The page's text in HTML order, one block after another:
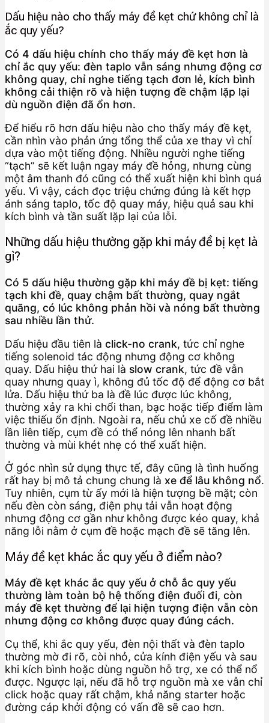
Dấu hiệu nào cho thấy máy đề kẹt chứ không chỉ là
ắc quy yếu?
Có 4 dấu hiệu chính cho thấy máy đề kẹt hơn là
chỉ ắc quy yếu: đèn taplo vẫn sáng nhưng động cơ
không quay, chỉ nghe tiếng tạch đơn lẻ, kích bình
không cải thiện rõ và hiện tượng đề chậm lặp lại
dù nguồn điện đã ổn hơn.
Để hiểu rõ hơn dấu hiệu nào cho thấy máy đề kẹt,
cần nhìn vào phản ứng tổng thể của xe thay vì chỉ
dựa vào một tiếng động. Nhiều người nghe tiếng
“tạch” sẽ kết luận ngay máy đề hỏng, nhưng cùng
một âm thanh đó cũng có thể xuất hiện khi bình quá
yếu. Vì vậy, cách đọc triệu chứng đúng là kết hợp
ánh sáng taplo, tốc độ quay máy, hiệu quả sau khi
kích bình và tần suất lặp lại của lỗi.
Những dấu hiệu thường gặp khi máy đề bị kẹt là
gì?
Có 5 dấu hiệu thường gặp khi máy đề bị kẹt: tiếng
tạch khi đề, quay chậm bất thường, quay ngắt
quãng, có lúc không phản hồi và nóng bất thường
sau nhiều lần thử.
Dấu hiệu đầu tiên là click-no crank, tức chỉ nghe
tiếng solenoid tác động nhưng động cơ không
quay. Dấu hiệu thứ hai là slow crank, tức đề vẫn
quay nhưng quay ì, không đủ tốc độ để động cơ bắt
lửa. Dấu hiệu thứ ba là đề lúc được lúc không,
thường xảy ra khi chổi than, bạc hoặc tiếp điểm làm
việc thiếu ổn định. Ngoài ra, nếu chủ xe cố đề nhiều
lần liên tiếp, cụm đề có thể nóng lên nhanh bất
thường và mùi khét nhẹ có thể xuất hiện.
Ở góc nhìn sử dụng thực tế, đây cũng là tình huống
rất hay bị mô tả chung chung là xe để lâu không nổ.
Tuy nhiên, cụm từ ấy mới là hiện tượng bề mặt; còn
nếu đèn còn sáng, điện phụ tải vẫn hoạt động
nhưng động cơ gần như không được kéo quay, khả
năng lỗi nằm ở cụm đề hoặc mạch đề sẽ tăng lên.
Máy đề kẹt khác ắc quy yếu ở điểm nào?
Máy đề kẹt khác ắc quy yếu ở chỗ ắc quy yếu
thường làm toàn bộ hệ thống điện đuối đi, còn
máy đề kẹt thường để lại hiện tượng điện vẫn còn
nhưng động cơ không được quay đúng cách.
Cụ thể, khi ắc quy yếu, đèn nội thất và đèn taplo
thường mờ đi rõ, còi nhỏ, cửa kính điện yếu và sau
khi kích bình hoặc dùng nguồn hỗ trợ, xe có thể nổ
được. Ngược lại, nếu đã hỗ trợ nguồn mà xe vẫn chỉ
click hoặc quay rất chậm, khả năng starter hoặc
đường cáp khởi động có vấn đề sẽ cao hơn.